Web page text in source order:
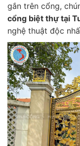
gắn trên cổng,
cổng biệt thự tại
nghệ thuật độc